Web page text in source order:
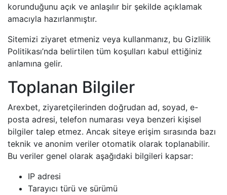
korunduğunu açık ve anlaşılır bir şekilde açıklamak
amacıyla hazırlanmıştır.
Sitemizi ziyaret etmeniz veya kullanmanız, bu Gizlilik
Politikası’nda belirtilen tüm koşulları kabul ettiğiniz
anlamına gelir.
Toplanan Bilgiler
Arexbet, ziyaretçilerinden doğrudan ad, soyad, e-
posta adresi, telefon numarası veya benzeri kişisel
bilgiler talep etmez. Ancak siteye erişim sırasında bazı
teknik ve anonim veriler otomatik olarak toplanabilir.
Bu veriler genel olarak aşağıdaki bilgileri kapsar:
IP adresi
Tarayıcı türü ve sürümü